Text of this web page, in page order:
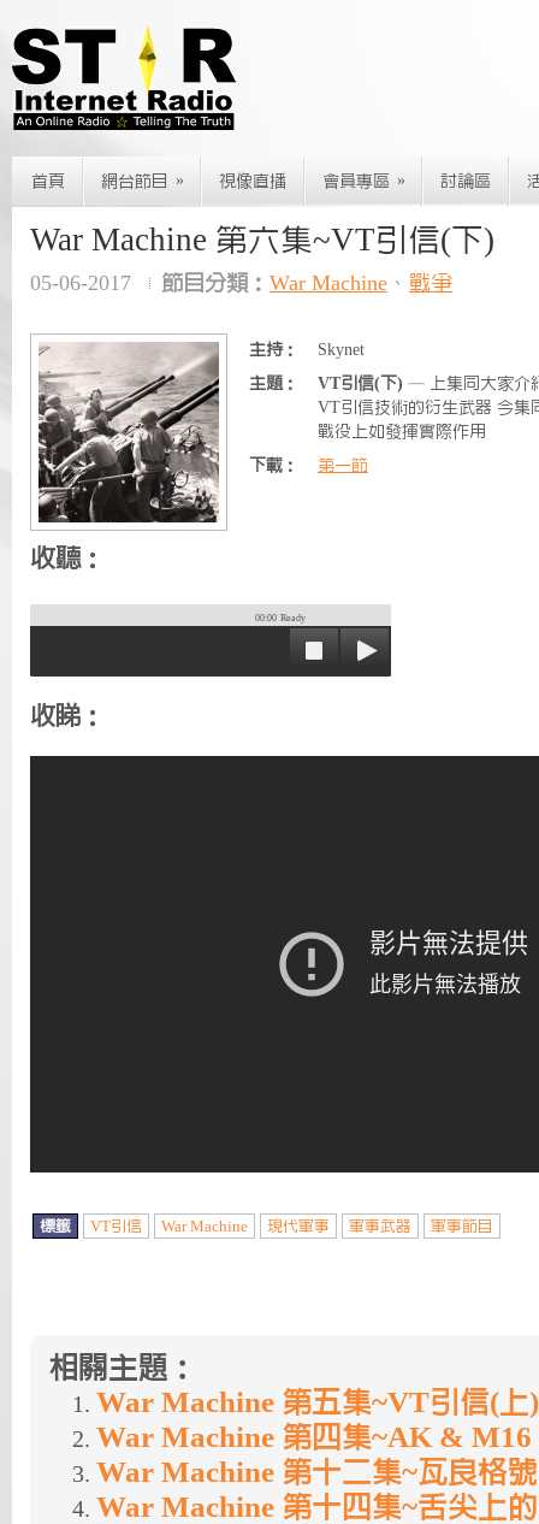
首頁 網台節目 » 視像直播 會員專區 » 討論區
War Machine 第六集~VT引信(下)
05-06-2017 節目分類： War Machine 、 戰爭
主持：
Skynet
主題：
VT引信(下) — 上集同大家介
VT引信技術的衍生武器 今集
戰役上如發揮實際作用
下載：
第一節
收聽：
00:00 Ready
收睇：
標籤 VT引信 War Machine 現代軍事 軍事武器 軍事節目
相關主題：
War Machine 第五集~VT引信(上)
War Machine 第四集~AK & M16
War Machine 第十二集~瓦良格
War Machine 第十四集~舌尖上